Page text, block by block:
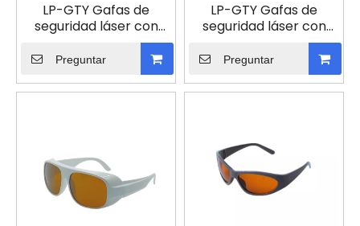
LP-GTY Gafas de
seguridad láser con
Preguntar
LP-GTY Gafas de
seguridad láser con
Preguntar